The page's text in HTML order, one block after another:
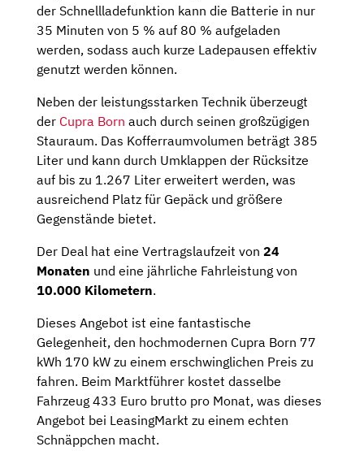
der Schnellladefunktion kann die Batterie in nur
35 Minuten von 5 % auf 80 % aufgeladen
werden, sodass auch kurze Ladepausen effektiv
genutzt werden können.
Neben der leistungsstarken Technik überzeugt
der Cupra Born auch durch seinen großzügigen
Stauraum. Das Kofferraumvolumen beträgt 385
Liter und kann durch Umklappen der Rücksitze
auf bis zu 1.267 Liter erweitert werden, was
ausreichend Platz für Gepäck und größere
Gegenstände bietet.
Der Deal hat eine Vertragslaufzeit von 24
Monaten und eine jährliche Fahrleistung von
10.000 Kilometern.
Dieses Angebot ist eine fantastische
Gelegenheit, den hochmodernen Cupra Born 77
kWh 170 kW zu einem erschwinglichen Preis zu
fahren. Beim Marktführer kostet dasselbe
Fahrzeug 433 Euro brutto pro Monat, was dieses
Angebot bei LeasingMarkt zu einem echten
Schnäppchen macht.